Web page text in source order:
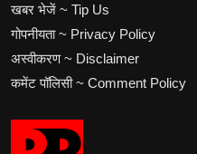
खबर भेजें ~ Tip Us
गोपनीयता ~ Privacy Policy
अस्वीकरण ~ Disclaimer
कमेंट पॉलिसी ~ Comment Policy